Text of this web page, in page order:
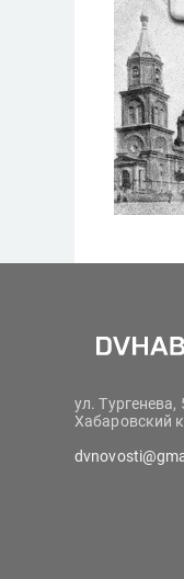
ул. Тургенева,
Хабаровский